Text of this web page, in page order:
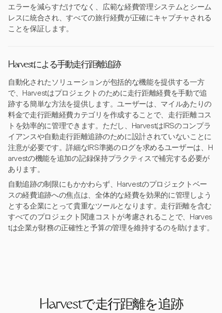
エラーを減らすだけでなく、広範な経費管理システムとシーム
レスに統合され、すべての旅行経費が正確にキャプチャされる
ことを保証します。
Harvestによる手動走行距離追跡
自動化されたソリューションが包括的な機能を提供する一方
で、Harvestはプロジェクトのために走行距離経費を手動で追
跡する簡単な方法を提供します。ユーザーは、マイルあたりの
料金で走行距離経費カテゴリを作成することで、走行距離コス
トを効率的に管理できます。ただし、HarvestはIRSのコンプラ
イアンスや自動走行距離追跡のために設計されていないことに
注意が必要です。詳細なIRS準拠のログを求めるユーザーは、H
arvestの機能を追加の記録保持プラクティスで補完する必要が
あります。
自動追跡の制限にもかかわらず、Harvestのプロジェクトベー
スの経費追跡への焦点は、全体的な経費を効果的に管理しよう
とする企業にとって貴重なツールとなります。走行距離を含む
すべてのプロジェクト関連コストが考慮されることで、Harves
tは企業が財務の正確性と予算の管理を維持するのを助けます。
Harvestで走行距離を追跡